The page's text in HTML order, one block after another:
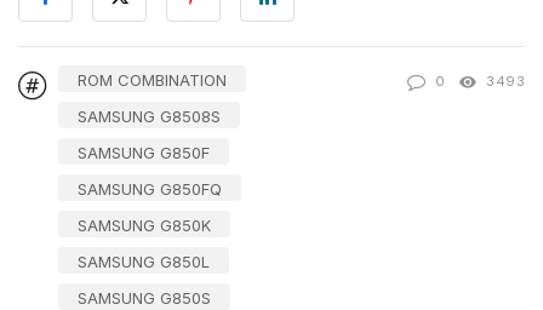
ROM COMBINATION
SAMSUNG G8508S
SAMSUNG G850F
SAMSUNG G850FQ
SAMSUNG G850K
SAMSUNG G850L
SAMSUNG G850S
0 3493